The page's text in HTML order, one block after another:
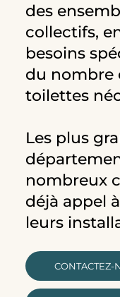
des
collectifs,
besoins
du nombre
toilettes
Les plus
nombreux
déjà appel
leurs
CONTACTEZ-